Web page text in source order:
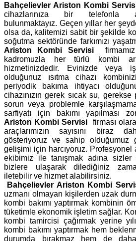
Bahçelievler Ariston Kombi
cihazlarınıza bir telefonla
bulunmaktayız. Geçen yıllar her
olsa da, kalitemizi sabit bir şekilde
soğutma sektöründe farkımızı
Ariston Kombi Servisi
kadromuzla her türlü kombi
hizmetinizdedir. Evinizde veya
olduğunuz ısıtma cihazı
periyodik bakıma ihtiyacı
cihazınızın gerek sıcak su,
sorun veya problemle
sarfiyatı için bakımı yapılması
Ariston Kombi Servisi firması
araçlarımızın sayısını biraz
gösteriyoruz ve sahip olduğumuz
gelişimi için harcıyoruz. Profesyonel
ekibimiz ile tanışmak adına
bizlere ulaşarak dilediğiniz
iletebilir ve hizmet alabilirsiniz.
Bahçelievler Ariston Kombi
uzmanı olmayan kişilerden uzak
kombi bakımı yaptırmak kombinin
tüketimle ekonomik işletim sağlar.
kombi tamircisi çağırmak yerine
kombi bakımı yaptırmak hem
durumda bırakmaz hem de